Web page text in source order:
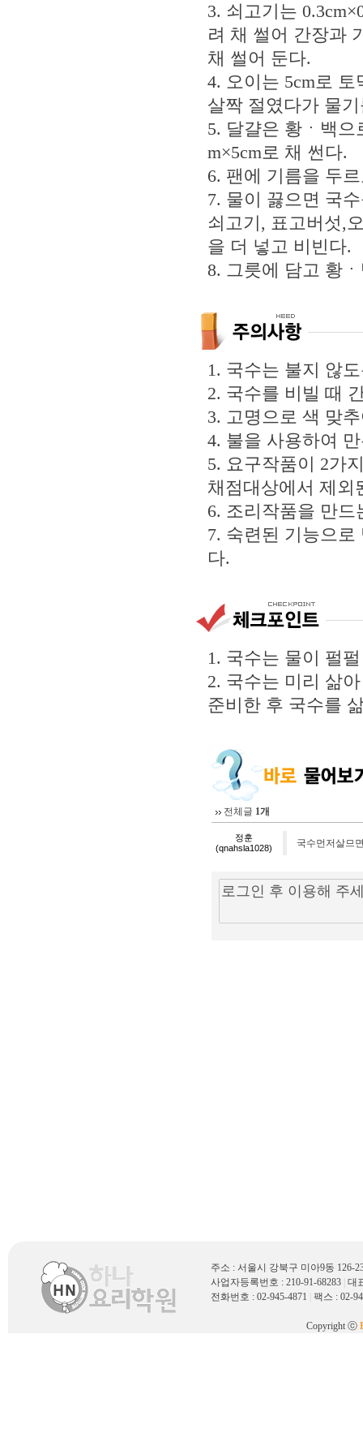
3. 쇠고기는
려 채 썰어 간장과
채 썰어 둔다.
4. 오이는 5cm로
살짝 절였다가 물
5. 달걀은 황ㆍ백으
m×5cm로 채 썬다.
6. 팬에 기름을 두
7. 물이 끓으면 국
쇠고기, 표고버섯,
을 더 넣고 비빈다.
8. 그릇에 담고 황
1. 국수는 불지 않
2. 국수를 비빌 때
3. 고명으로 색 맞
4. 불을 사용하여
5. 요구작품이 2가
채점대상에서 제외
6. 조리작품을 만
7. 숙련된 기능으
다.
1. 국수는 물이 펄
2. 국수는 미리 삶
준비한 후 국수를
주소 : 서울시 강북구 미아9동 126-
사업자등록번호 : 210-91-68283 대
전화번호 : 02-945-4871
팩스 : 02-
Copyright ⓒ